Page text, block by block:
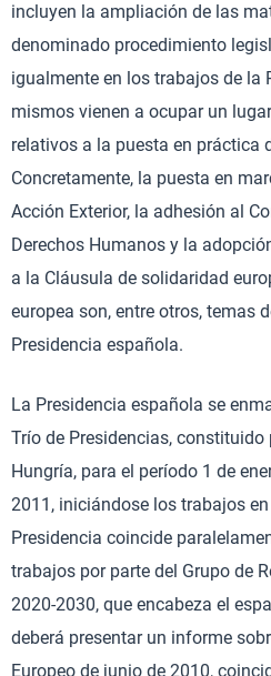
incluyen la ampliación de las
denominado procedimiento
igualmente en los trabajos de la
mismos vienen a ocupar un
relativos a la puesta en práctica
Concretamente, la puesta en
Acción Exterior, la adhesión al
Derechos Humanos y la
a la Cláusula de solidaridad
europea son, entre otros, temas
Presidencia española.
La Presidencia española se
Trío de Presidencias, constituido
Hungría, para el período 1 de
2011, iniciándose los trabajos
Presidencia coincide
trabajos por parte del Grupo de
2020-2030, que encabeza el
deberá presentar un informe
Europeo de junio de 2010,